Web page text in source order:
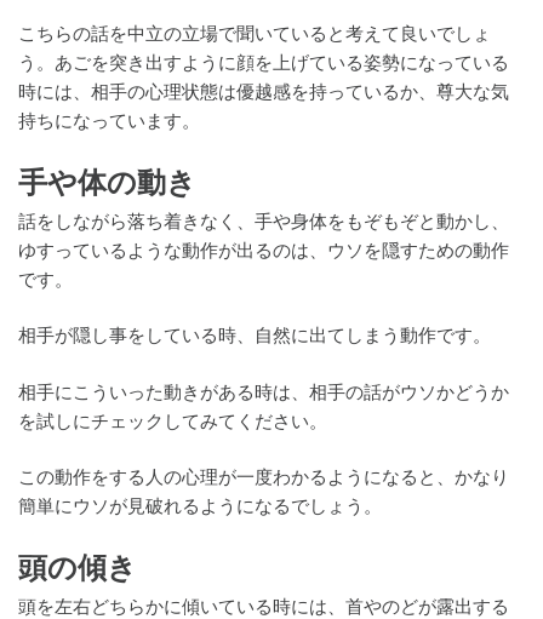
こちらの話を中立の立場で聞いていると考えて良いでしょ
う。あごを突き出すように顔を上げている姿勢になっている
時には、相手の心理状態は優越感を持っているか、尊大な気
持ちになっています。
手や体の動き
話をしながら落ち着きなく、手や身体をもぞもぞと動かし、
ゆすっているような動作が出るのは、ウソを隠すための動作
です。
相手が隠し事をしている時、自然に出てしまう動作です。
相手にこういった動きがある時は、相手の話がウソかどうか
を試しにチェックしてみてください。
この動作をする人の心理が一度わかるようになると、かなり
簡単にウソが見破れるようになるでしょう。
頭の傾き
頭を左右どちらかに傾いている時には、首やのどが露出する